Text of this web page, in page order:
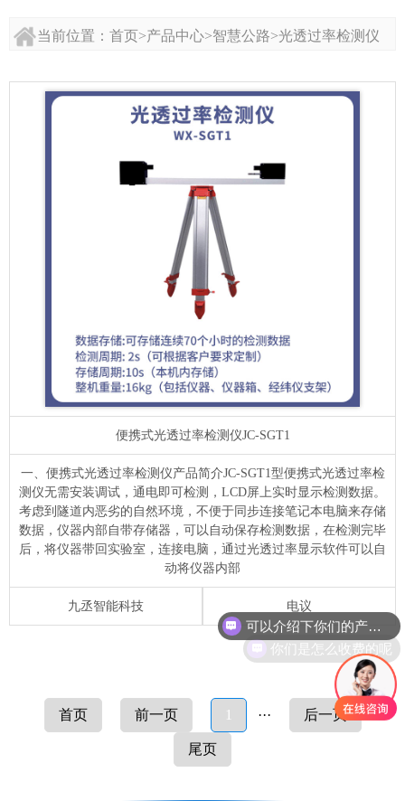
当前位置： 首页>产品中心>智慧公路>光透过率检测仪
便携式光透过率检测仪JC-SGT1
一、便携式光透过率检测仪产品简介JC-SGT1型便携式光透过率检
测仪无需安装调试，通电即可检测，LCD屏上实时显示检测数据。
考虑到隧道内恶劣的自然环境，不便于同步连接笔记本电脑来存储
数据，仪器内部自带存储器，可以自动保存检测数据，在检测完毕
后，将仪器带回实验室，连接电脑，通过光透过率显示软件可以自
动将仪器内部
九丞智能科技 电议
首页 前一页 1 ··· 后一页
尾页
你们是怎么收费的呢